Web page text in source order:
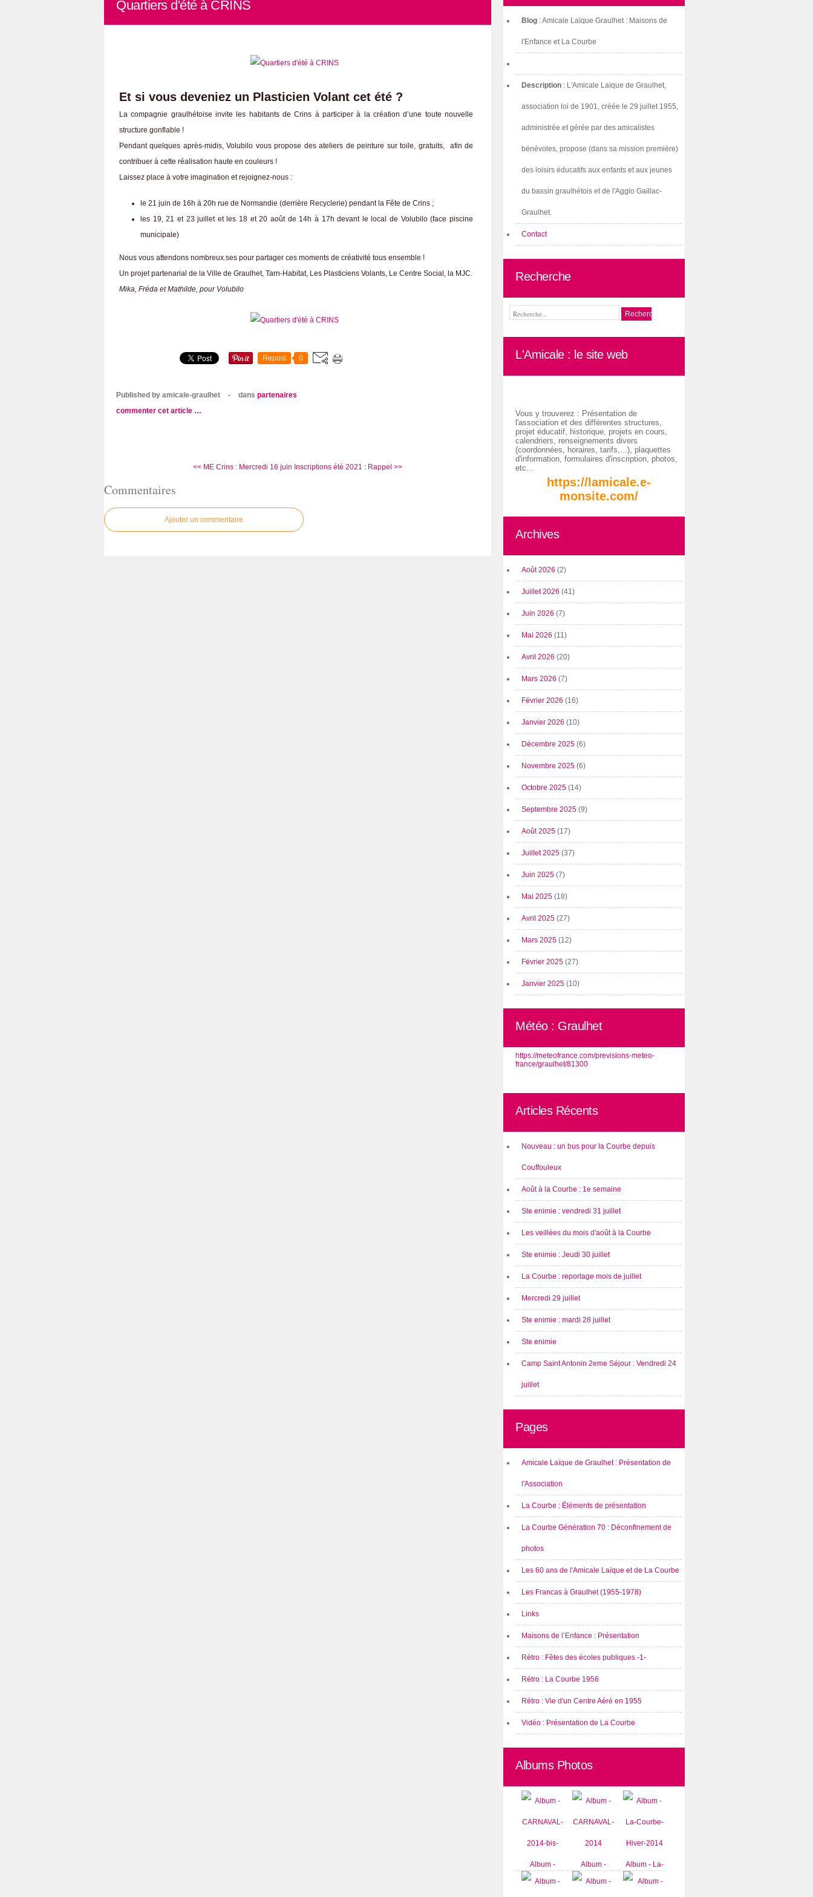
Quartiers d'été à CRINS
Et si vous deveniez un Plasticien Volant cet été ?
La compagnie graulhétoise invite les habitants de Crins à participer à la création d’une toute nouvelle
structure gonflable !
Pendant quelques après-midis, Volubilo vous propose des ateliers de peinture sur toile, gratuits, afin de
contribuer à cette réalisation haute en couleurs !
Laissez place à votre imagination et rejoignez-nous :
le 21 juin de 16h à 20h rue de Normandie (derrière Recyclerie) pendant la Fête de Crins ;
les 19, 21 et 23 juillet et les 18 et 20 août de 14h à 17h devant le local de Volubilo (face piscine
municipale)
Nous vous attendons nombreux.ses pour partager ces moments de créativité tous ensemble !
Un projet partenarial de la Ville de Graulhet, Tarn-Habitat, Les Plasticiens Volants, Le Centre Social, la MJC.
Mika, Fréda et Mathilde, pour Volubilo
Repost 0
Published by amicale-graulhet - dans partenaires
commenter cet article …
<< ME Crins : Mercredi 16 juin Inscriptions été 2021 : Rappel >>
Commentaires
Ajouter un commentaire
Blog : Amicale Laïque Graulhet : Maisons de
l'Enfance et La Courbe
Description : L'Amicale Laïque de Graulhet,
association loi de 1901, créée le 29 juillet 1955,
administrée et gérée par des amicalistes
bénévoles, propose (dans sa mission première)
des loisirs éducatifs aux enfants et aux jeunes
du bassin graulhétois et de l'Agglo Gaillac-
Graulhet.
Contact
Recherche
L'Amicale : le site web
Vous y trouverez : Présentation de
l'association et des différentes structures,
projet éducatif, historique, projets en cours,
calendriers, renseignements divers
(coordonnées, horaires, tarifs,...), plaquettes
d'information, formulaires d'inscription, photos,
etc...
https://lamicale.e-
monsite.com/
Archives
Août 2026 (2)
Juillet 2026 (41)
Juin 2026 (7)
Mai 2026 (11)
Avril 2026 (20)
Mars 2026 (7)
Février 2026 (16)
Janvier 2026 (10)
Décembre 2025 (6)
Novembre 2025 (6)
Octobre 2025 (14)
Septembre 2025 (9)
Août 2025 (17)
Juillet 2025 (37)
Juin 2025 (7)
Mai 2025 (18)
Avril 2025 (27)
Mars 2025 (12)
Février 2025 (27)
Janvier 2025 (10)
Météo : Graulhet
https://meteofrance.com/previsions-meteo-
france/graulhet/81300
Articles Récents
Nouveau : un bus pour la Courbe depuis
Couffouleux
Août à la Courbe : 1e semaine
Ste enimie : vendredi 31 juillet
Les veillées du mois d'août à la Courbe
Ste enimie : Jeudi 30 juillet
La Courbe : reportage mois de juillet
Mercredi 29 juillet
Ste enimie : mardi 28 juillet
Ste enimie
Camp Saint Antonin 2eme Séjour : Vendredi 24
juillet
Pages
Amicale Laïque de Graulhet : Présentation de
l'Association
La Courbe : Éléments de présentation
La Courbe Génération 70 : Déconfinement de
photos
Les 60 ans de l'Amicale Laïque et de La Courbe
Les Francas à Graulhet (1955-1978)
Links
Maisons de l’Enfance : Présentation
Rétro : Fêtes des écoles publiques -1-
Rétro : La Courbe 1956
Rétro : Vie d'un Centre Aéré en 1955
Vidéo : Présentation de La Courbe
Albums Photos
Album -
CARNAVAL-
Album -
CARNAVAL-
Album - La-
Courbe-